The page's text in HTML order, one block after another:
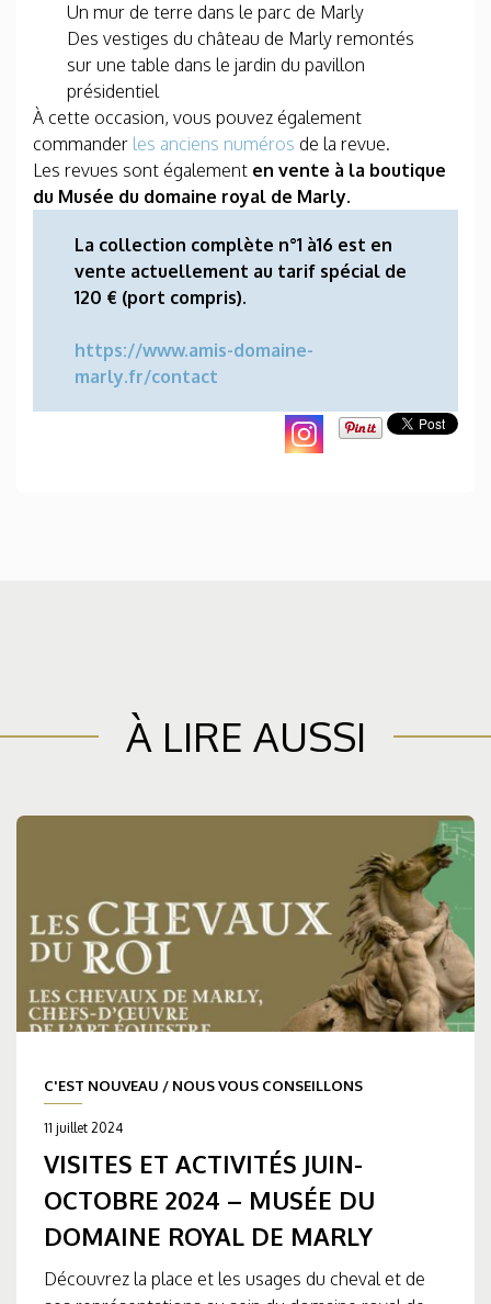
Un mur de terre dans le parc de Marly
Des vestiges du château de Marly remontés
sur une table dans le jardin du pavillon
présidentiel
À cette occasion, vous pouvez également
commander les anciens numéros de la revue.
Les revues sont également en vente à la boutique
du Musée du domaine royal de Marly.
La collection complète n°1 à16 est en
vente actuellement au tarif spécial de
120 € (port compris).
https://www.amis-domaine-
marly.fr/contact
À LIRE AUSSI
C'EST NOUVEAU / NOUS VOUS CONSEILLONS
11 juillet 2024
VISITES ET ACTIVITÉS JUIN-
OCTOBRE 2024 – MUSÉE DU
DOMAINE ROYAL DE MARLY
Découvrez la place et les usages du cheval et de